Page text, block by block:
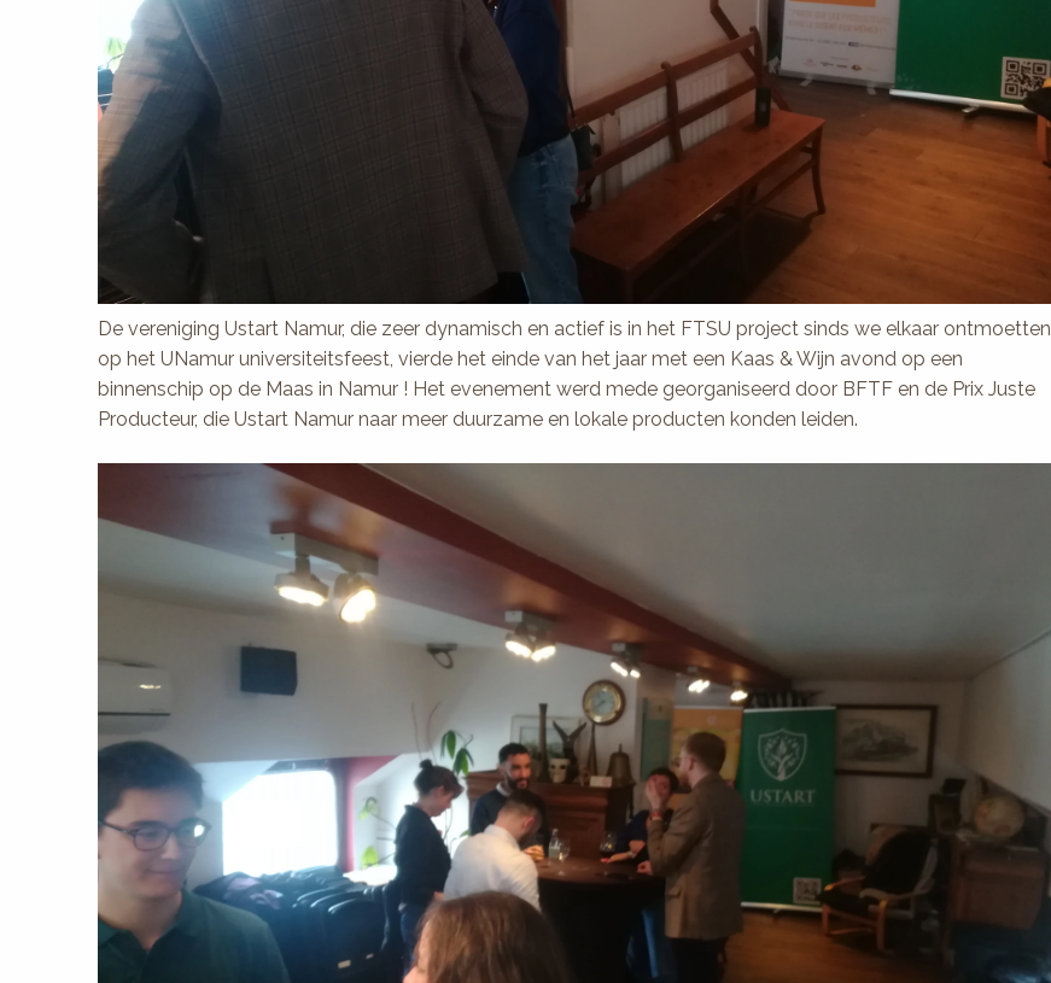
De vereniging Ustart Namur, die zeer dynamisch en actief is in het FTSU project sinds we elkaar ontmoetten
op het UNamur universiteitsfeest, vierde het einde van het jaar met een Kaas & Wijn avond op een
binnenschip op de Maas in Namur ! Het evenement werd mede georganiseerd door BFTF en de Prix Juste
Producteur, die Ustart Namur naar meer duurzame en lokale producten konden leiden.